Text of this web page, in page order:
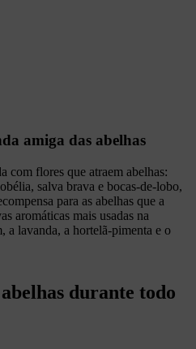
amiga das abelhas
com flores que atraem abelhas:
salva brava e bocas-de-lobo,
para as abelhas que a
aromáticas mais usadas na
a lavanda, a hortelã-pimenta e o
durante todo